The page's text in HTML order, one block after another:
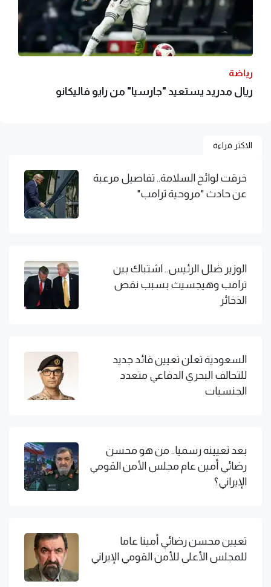
رياضة
ريال مدريد يستعيد "جارسيا" من رايو فاليكانو
الاكثر قراءة
خرقت لوائح السلامة.. تفاصيل مرعبة
عن حادث "مروحية ترامب"
الوزير ضلل الرئيس.. اشتباك بين
ترامب وهيجسيث بسبب نقص
الذخائر
السعودية تعلن تعيين قائد جديد
للتحالف البحري الدفاعي متعدد
الجنسيات
بعد تعيينه رسميا.. من هو محسن
رضائي أمين عام مجلس الأمن القومي
الإيراني؟
تعيين محسن رضائي أمينا عاما
للمجلس الأعلى للأمن القومي الإيراني